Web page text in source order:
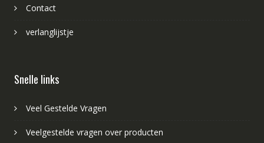
Contact
verlanglijstje
Snelle links
Veel Gestelde Vragen
Veelgestelde vragen over producten